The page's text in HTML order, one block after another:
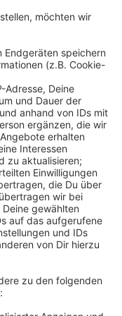
aber mit vielen
Initiative für
dass auf der
oder
Das sei
in
am 07.
mit der
man aber nicht